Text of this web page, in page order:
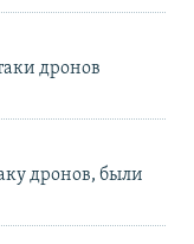
дронов
дронов, были